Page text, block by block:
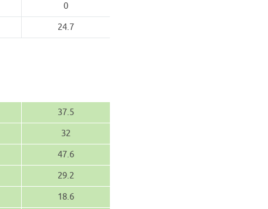
0
24.7
37.5
32
47.6
29.2
18.6